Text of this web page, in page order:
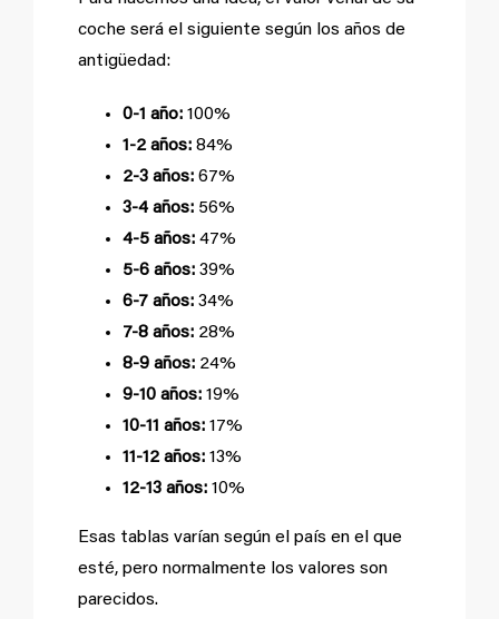
coche será el siguiente según los años de
antigüedad:
0-1 año: 100%
1-2 años: 84%
2-3 años: 67%
3-4 años: 56%
4-5 años: 47%
5-6 años: 39%
6-7 años: 34%
7-8 años: 28%
8-9 años: 24%
9-10 años: 19%
10-11 años: 17%
11-12 años: 13%
12-13 años: 10%
Esas tablas varían según el país en el que
esté, pero normalmente los valores son
parecidos.